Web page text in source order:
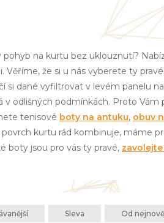
pohyb na kurtu bez uklouznutí?
že si u nás vyberete ty pravé!
si dané vyfiltrovat v levém panelu
v odlišných podmínkách. Proto Vám
tenisové boty na antuku, obuv
kurtu rád kombinuje, máme
boty jsou pro vás ty pravé,
Sleva Od